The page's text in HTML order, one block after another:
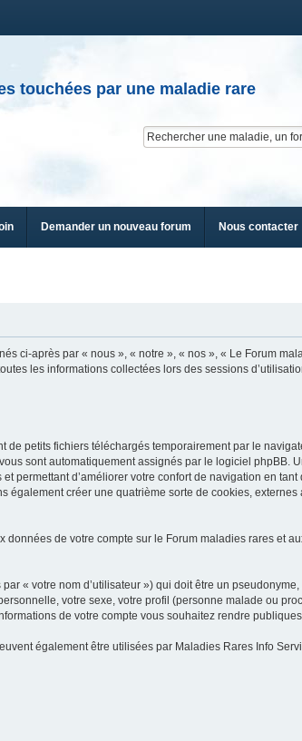
touchées par une maladie rare
Demander un nouveau forum Nous contacter
ci-après par « nous », « notre », « nos », « Le Forum
les informations collectées lors des sessions
petits fichiers téléchargés temporairement par le
sont automatiquement assignés par le logiciel phpBB.
permettant d’améliorer votre confort de navigation en tant
créer une quatrième sorte de cookies, externes
de votre compte sur le Forum maladies rares et
« votre nom d’utilisateur ») qui doit être un
votre sexe, votre profil (personne malade ou
de votre compte vous souhaitez rendre
également être utilisées par Maladies Rares Info